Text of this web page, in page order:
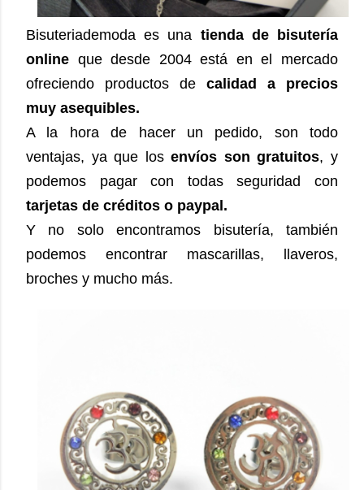
Bisuteriademoda es una tienda de bisutería
online que desde 2004 está en el mercado
ofreciendo productos de calidad a precios
muy asequibles.
A la hora de hacer un pedido, son todo
ventajas, ya que losenvíos son gratuitos, y
podemos pagar con todas seguridad con
tarjetas de créditos o paypal.
Y no solo encontramos bisutería, también
podemos encontrar mascarillas, llaveros,
broches y mucho más.